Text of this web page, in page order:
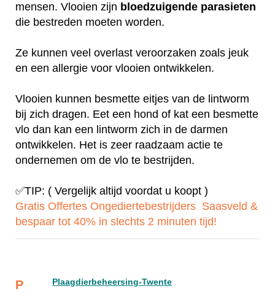
mensen. Vlooien zijn bloedzuigende parasieten
die bestreden moeten worden.
Ze kunnen veel overlast veroorzaken zoals jeuk
en een allergie voor vlooien ontwikkelen.
Vlooien kunnen besmette eitjes van de lintworm
bij zich dragen. Eet een hond of kat een besmette
vlo dan kan een lintworm zich in de darmen
ontwikkelen. Het is zeer raadzaam actie te
ondernemen om de vlo te bestrijden.
✅TIP: ( Vergelijk altijd voordat u koopt )
Gratis Offertes Ongediertebestrijders Saasveld &
bespaar tot 40% in slechts 2 minuten tijd!
P Plaagdierbeheersing-Twente